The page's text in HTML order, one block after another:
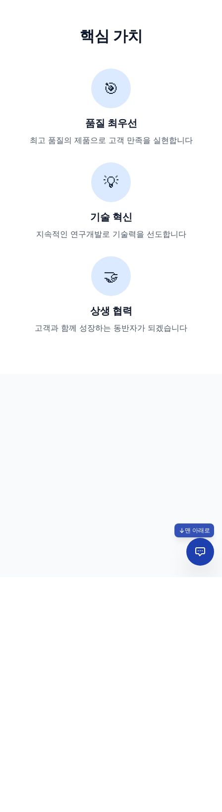
핵심 가치
🎯
품질 최우선
최고 품질의 제품으로 고객 만족을 실현합니다
💡
기술 혁신
지속적인 연구개발로 기술력을 선도합니다
🤝
상생 협력
고객과 함께 성장하는 동반자가 되겠습니다
맨 아래로